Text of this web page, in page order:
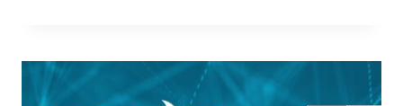
FORENSICS